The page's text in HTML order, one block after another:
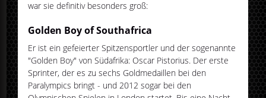
war sie definitiv besonders groß:
Golden Boy of Southafrica
Er ist ein gefeierter Spitzensportler und der sogenannte
"Golden Boy" von Südafrika: Oscar Pistorius. Der erste
Sprinter, der es zu sechs Goldmedaillen bei den
Paralympics bringt - und 2012 sogar bei den